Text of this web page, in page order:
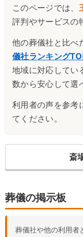
このページでは、
評判やサービスの
他の葬儀社と比べ
儀社ランキング
地域に対応してい
数から安心して選
利用者の声を参考
てください。
斎
葬儀の掲示板
葬儀社や他の利用者